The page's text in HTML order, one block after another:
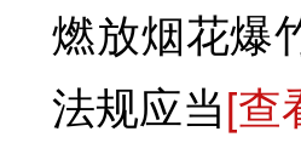
燃放烟花爆
法规应当[查